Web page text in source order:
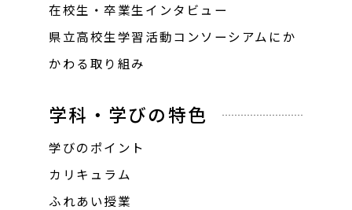
在校生・卒業生インタビュー
県立高校生学習活動コンソーシアムにか
かわる取り組み
学科・学びの特色
学びのポイント
カリキュラム
ふれあい授業